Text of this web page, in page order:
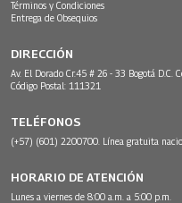
Términos y Condiciones
Entrega de Obsequios
DIRECCIÓN
Av. El Dorado Cr.45 # 26 - 33 Bogotá D.C.
Código Postal: 111321
TELÉFONOS
(+57) (601) 2200700. Línea gratuita
HORARIO DE ATENCIÓN
Lunes a viernes de 8:00 a.m. a 5:00 p.m.